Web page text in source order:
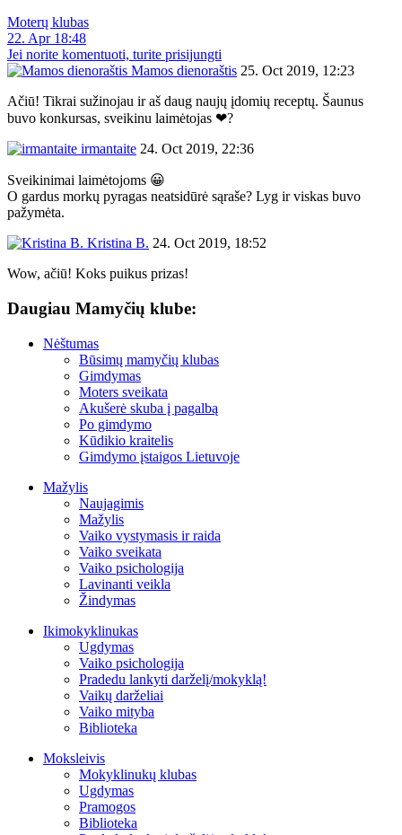
Moterų klubas
22. Apr 18:48
Jei norite komentuoti, turite prisijungti
Mamos dienoraštis 25. Oct 2019, 12:23
Ačiū! Tikrai sužinojau ir aš daug naujų įdomių receptų. Šaunus
buvo konkursas, sveikinu laimėtojas ❤?
irmantaite 24. Oct 2019, 22:36
Sveikinimai laimėtojoms 😀
O gardus morkų pyragas neatsidūrė sąraše? Lyg ir viskas buvo
pažymėta.
Kristina B. 24. Oct 2019, 18:52
Wow, ačiū! Koks puikus prizas!
Daugiau Mamyčių klube:
Nėštumas
Būsimų mamyčių klubas
Gimdymas
Moters sveikata
Akušerė skuba į pagalbą
Po gimdymo
Kūdikio kraitelis
Gimdymo įstaigos Lietuvoje
Mažylis
Naujagimis
Mažylis
Vaiko vystymasis ir raida
Vaiko sveikata
Vaiko psichologija
Lavinanti veikla
Žindymas
Ikimokyklinukas
Ugdymas
Vaiko psichologija
Pradedu lankyti darželį/mokyklą!
Vaikų darželiai
Vaiko mityba
Biblioteka
Moksleivis
Mokyklinukų klubas
Ugdymas
Pramogos
Biblioteka